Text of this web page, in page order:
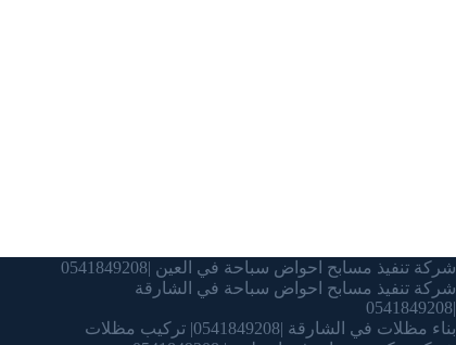
شركة تنفيذ مسابح احواض سباحة في العين |0541849208
شركة تنفيذ مسابح احواض سباحة في الشارقة
|0541849208
بناء مظلات في الشارقة |0541849208| تركيب مظلات